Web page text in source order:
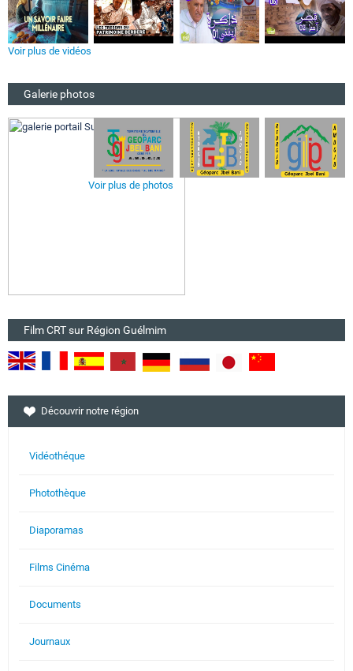
Voir plus de vidéos
Galerie photos
Voir plus de photos
Film CRT sur Région Guélmim
Découvrir notre région
Vidéothéque
Photothèque
Diaporamas
Films Cinéma
Documents
Journaux